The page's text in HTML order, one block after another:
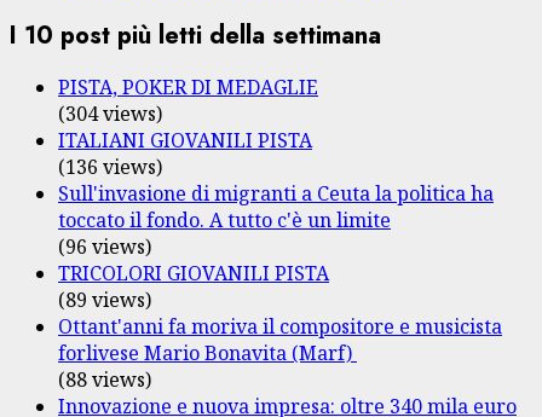
I 10 post più letti della settimana
PISTA, POKER DI MEDAGLIE
(304 views)
ITALIANI GIOVANILI PISTA
(136 views)
Sull'invasione di migranti a Ceuta la politica ha
toccato il fondo. A tutto c'è un limite
(96 views)
TRICOLORI GIOVANILI PISTA
(89 views)
Ottant'anni fa moriva il compositore e musicista
forlivese Mario Bonavita (Marf)
(88 views)
Innovazione e nuova impresa: oltre 340 mila euro